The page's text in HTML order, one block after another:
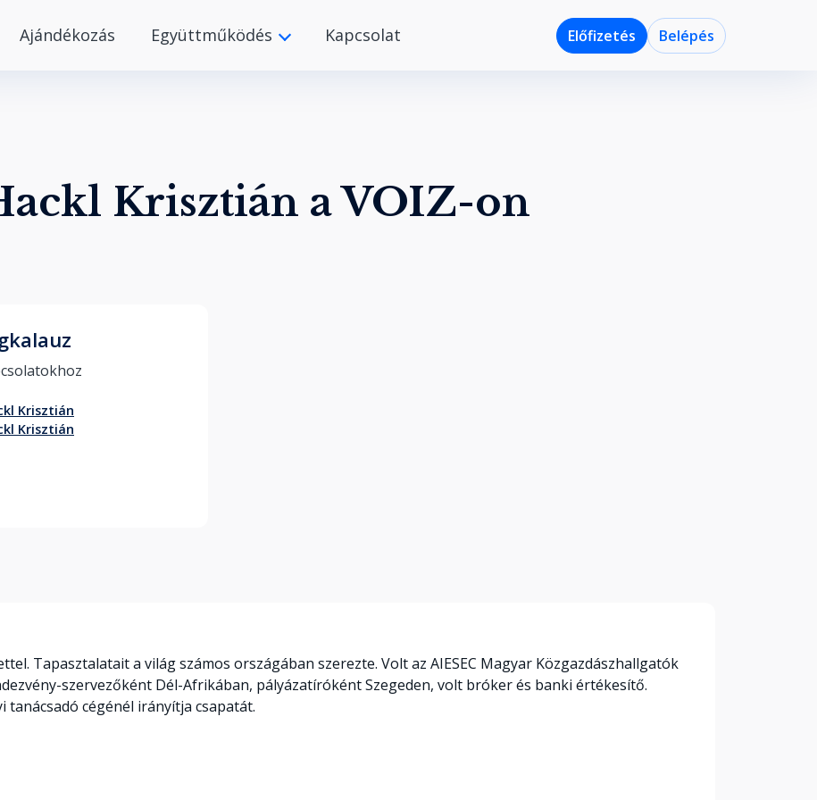
Ajándékozás Együttműködés Kapcsolat Előfizetés Belépés
Krisztián a VOIZ-on
Krisztián
Krisztián
Tapasztalatait a világ számos országában szerezte. Volt az AIESEC Magyar Közgazdászhallgatók
szervezőként Dél-Afrikában, pályázatíróként Szegeden, volt bróker és banki értékesítő.
tanácsadó cégénél irányítja csapatát.